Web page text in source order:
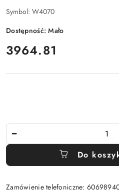
Symbol: W4070
Dostępność:Mało
cena:
3964.81
Do
Zamówienie telefoniczne: